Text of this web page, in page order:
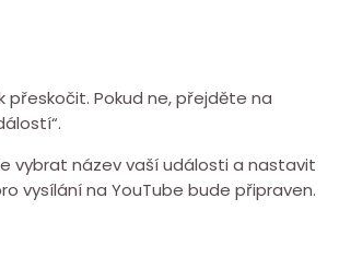
Pokud ne, přejděte na
vybrat název vaší události a nastavit
vysílání na YouTube bude připraven.